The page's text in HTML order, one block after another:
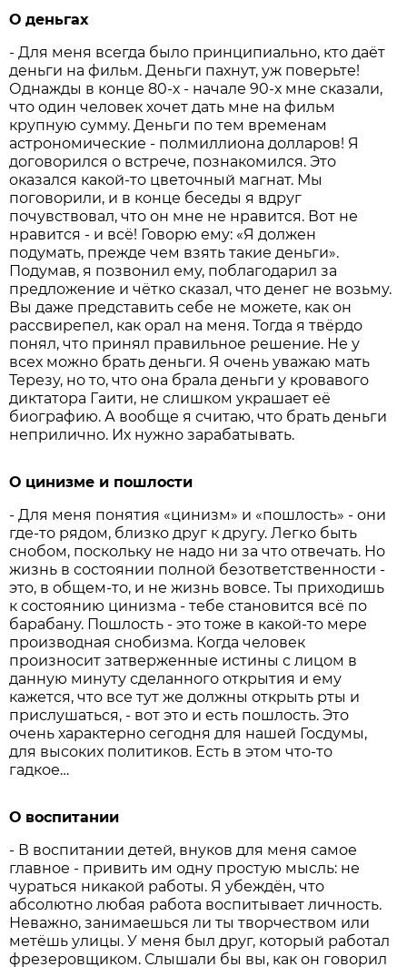
О деньгах
- Для меня всегда было принципиально, кто даёт
деньги на фильм. Деньги пахнут, уж поверьте!
Однажды в конце 80-х - начале 90-х мне сказали,
что один человек хочет дать мне на фильм
крупную сумму. Деньги по тем временам
астрономические - полмиллиона долларов! Я
договорился о встрече, познакомился. Это
оказался какой-то цветочный магнат. Мы
поговорили, и в конце беседы я вдруг
почувствовал, что он мне не нравится. Вот не
нравится - и всё! Говорю ему: «Я должен
подумать, прежде чем взять такие деньги».
Подумав, я позвонил ему, поблагодарил за
предложение и чётко сказал, что денег не возьму.
Вы даже представить себе не можете, как он
рассвирепел, как орал на меня. Тогда я твёрдо
понял, что принял правильное решение. Не у
всех можно брать деньги. Я очень уважаю мать
Терезу, но то, что она брала деньги у кровавого
диктатора Гаити, не слишком украшает её
биографию. А вообще я считаю, что брать деньги
неприлично. Их нужно зарабатывать.
О цинизме и пошлости
- Для меня понятия «цинизм» и «пошлость» - они
где-то рядом, близко друг к другу. Легко быть
снобом, поскольку не надо ни за что отвечать. Но
жизнь в состоянии полной безответственности -
это, в общем-то, и не жизнь вовсе. Ты приходишь
к состоянию цинизма - тебе становится всё по
барабану. Пошлость - это тоже в какой-то мере
производная снобизма. Когда человек
произносит затверженные истины с лицом в
данную минуту сделанного открытия и ему
кажется, что все тут же должны открыть рты и
прислушаться, - вот это и есть пошлость. Это
очень характерно сегодня для нашей Госдумы,
для высоких политиков. Есть в этом что-то
гадкое…
О воспитании
- В воспитании детей, внуков для меня самое
главное - привить им одну простую мысль: не
чураться никакой работы. Я убеждён, что
абсолютно любая работа воспитывает личность.
Неважно, занимаешься ли ты творчеством или
метёшь улицы. У меня был друг, который работал
фрезеровщиком. Слышали бы вы, как он говорил